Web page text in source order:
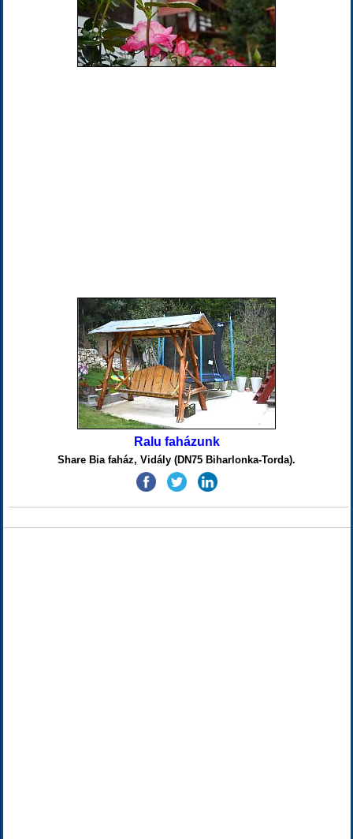
Ralu faházunk
Share Bia faház, Vidály (DN75 Biharlonka-Torda).